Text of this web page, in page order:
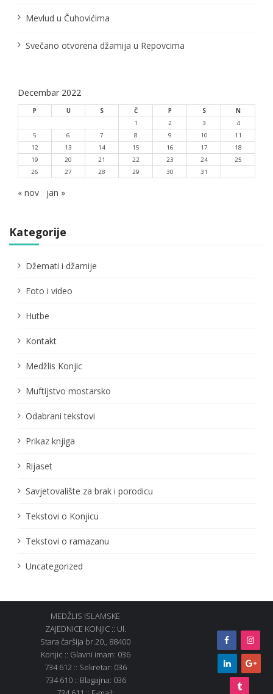
kMevlud u Čuhovićima
Svečano otvorena džamija u Repovcima
Decembar 2022
P U S Č P S
N
1
2 3
4
5
6 7 8 9 10
11
12
13 14 15 16 17
18
19
20 21 22 23 24
25
26
27 28 29 30 31
« nov jan »
Kategorije
Džemati i džamije
Foto i video
Hutbe
Kontakt
Medžlis Konjic
Muftijstvo mostarsko
Odabrani tekstovi
Prikaz knjiga
Rijaset
Savjetovalište za brak i porodicu
Tekstovi o Konjicu
Tekstovi o ramazanu
Uncategorized
MEDŽLIS ISLAMSKE
ZAJEDNICE KONJIC :: Ul.
Stara čaršija br.20., 88400
Konjic :: Glavni imam: 036
734 612 :: Sekretar: 036
734 610 :: Blagajna: 036